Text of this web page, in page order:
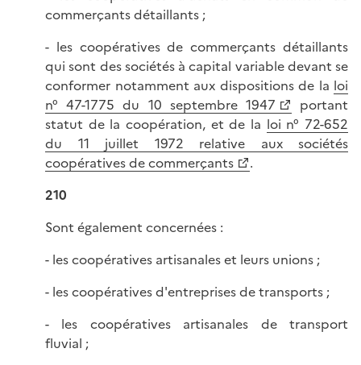
commerçants détaillants ;
- les coopératives de commerçants détaillants
qui sont des sociétés à capital variable devant se
conformer notamment aux dispositions de la loi
n° 47-1775 du 10 septembre 1947
portant
statut de la coopération, et de la loi n° 72-652
du 11 juillet 1972 relative aux sociétés
coopératives de commerçants
.
210
Sont également concernées :
- les coopératives artisanales et leurs unions ;
- les coopératives d'entreprises de transports ;
- les coopératives artisanales de transport
fluvial ;